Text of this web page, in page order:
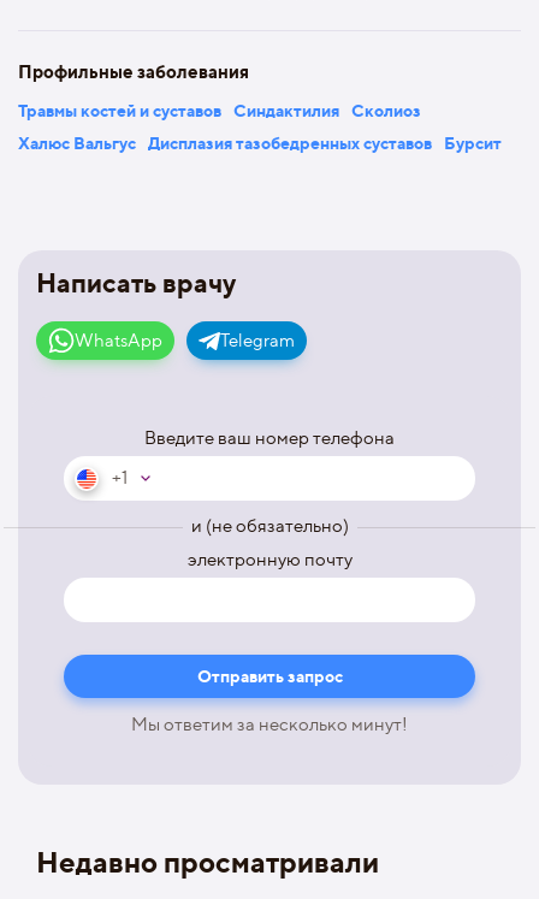
Написать врачу
WhatsApp Telegram
Введите ваш номер телефона
+1
и (не обязательно)
электронную почту
Мы ответим за несколько минут!
Профильные заболевания
Травмы костей и суставов Синдактилия Сколиоз
Халюс Вальгус Дисплазия тазобедренных суставов Бурсит
Недавно просматривали